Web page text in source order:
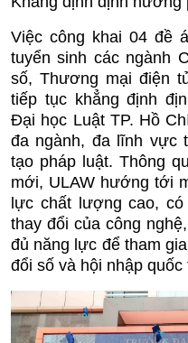
Việc công khai 04 đề
tuyển sinh các ngành
số, Thương mại điện
tiếp tục khẳng định
Đại học Luật TP. Hồ
đa ngành, đa lĩnh vực
tạo pháp luật. Thông
mới, ULAW hướng tới
lực chất lượng cao,
thay đổi của công
đủ năng lực để tham
đổi số và hội nhập quốc